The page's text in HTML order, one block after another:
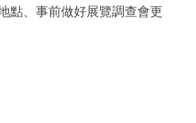
點、事前做好展覽調查會更